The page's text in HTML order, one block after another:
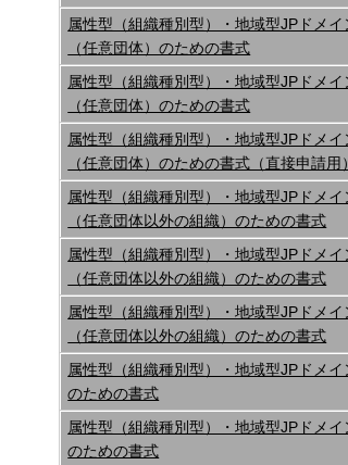
属性型（組織種別型）・地域型JPドメ
（任意団体）のための書式
属性型（組織種別型）・地域型JPドメ
（任意団体）のための書式
属性型（組織種別型）・地域型JPドメ
（任意団体）のための書式（直接申請用）
属性型（組織種別型）・地域型JPドメ
（任意団体以外の組織）のための書式
属性型（組織種別型）・地域型JPドメ
（任意団体以外の組織）のための書式
属性型（組織種別型）・地域型JPドメ
（任意団体以外の組織）のための書式
属性型（組織種別型）・地域型JPドメ
のための書式
属性型（組織種別型）・地域型JPドメ
のための書式